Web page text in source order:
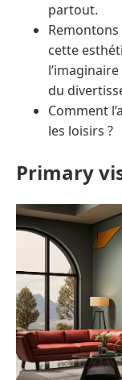
partout.
cette
du
Comment
les loisirs ?
Primary